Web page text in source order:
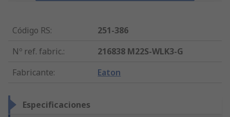
Código RS:
251-386
Nº ref. fabric.:
216838 M22S-WLK3-G
Fabricante: Eaton
Especificaciones